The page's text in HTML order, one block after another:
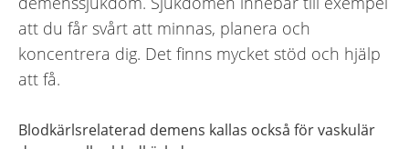
att du får svårt att minnas, planera och
koncentrera dig. Det finns mycket stöd och hjälp
att få.
Blodkärlsrelaterad demens kallas också för vaskulär